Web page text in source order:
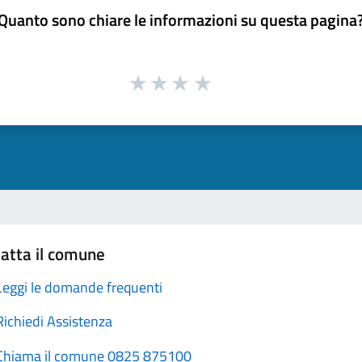
sono chiare le informazioni su questa
il comune
le domande frequenti
Assistenza
il comune 0825 875100